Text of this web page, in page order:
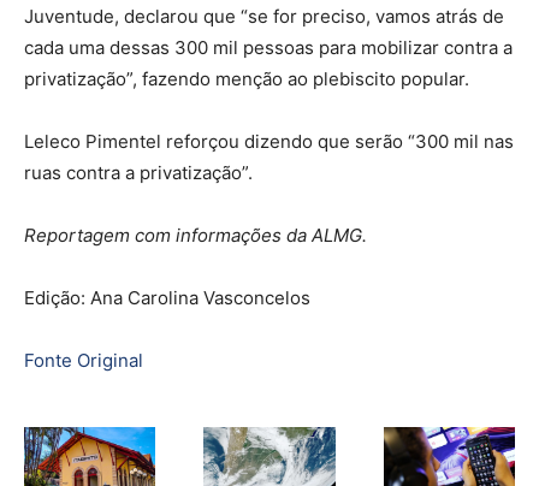
Juventude, declarou que “se for preciso, vamos atrás de
cada uma dessas 300 mil pessoas para mobilizar contra a
privatização”, fazendo menção ao plebiscito popular.
Leleco Pimentel reforçou dizendo que serão “300 mil nas
ruas contra a privatização”.
Reportagem com informações da ALMG.
Edição: Ana Carolina Vasconcelos
Fonte Original